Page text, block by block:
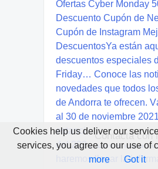
Cookies help us deliver our
services, you agree to our use of
more
Got it
Contacta con